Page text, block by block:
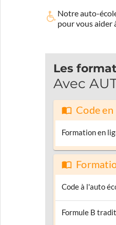
Notre auto-
pour vous aider
Les
Avec
Code en
Formation en
Code à l'auto
Formule B